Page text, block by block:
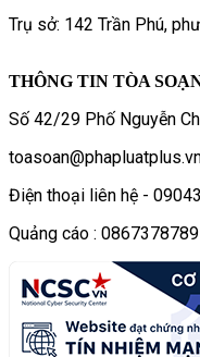
Trụ sở: 142 Trần Phú,
THÔNG TIN TÒA
Số 42/29 Phố Nguyễn
Điện thoại liên hệ -
Quảng cáo : 0867378789